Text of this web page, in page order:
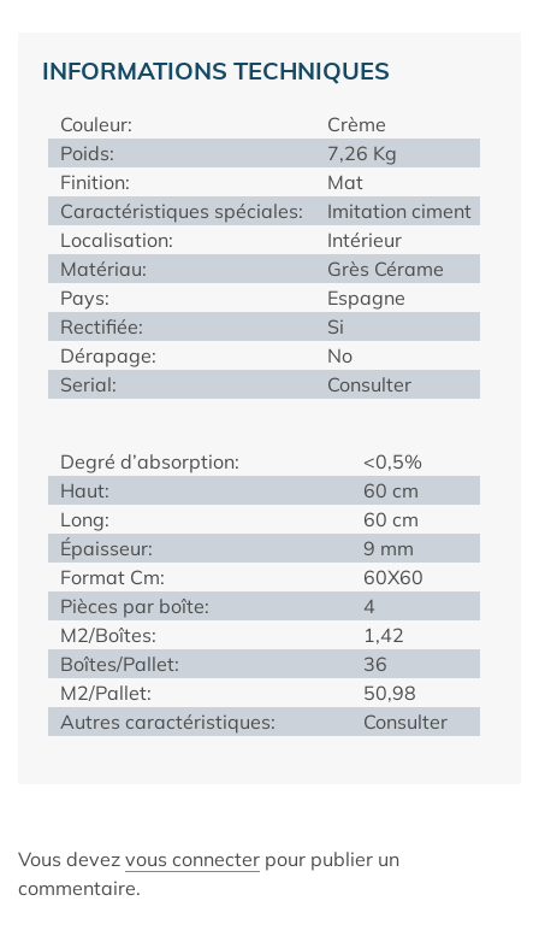
INFORMATIONS TECHNIQUES
Couleur:
Crème
Poids:
7,26 Kg
Finition:
Mat
Caractéristiques spéciales:
Imitation ciment
Localisation:
Intérieur
Matériau:
Grès Cérame
Pays:
Espagne
Rectifiée:
Si
Dérapage:
No
Serial:
Consulter
Degré d’absorption:
<0,5%
Haut:
60 cm
Long:
60 cm
Épaisseur:
9 mm
Format Cm:
60X60
Pièces par boîte:
4
M2/Boîtes:
1,42
Boîtes/Pallet:
36
M2/Pallet:
50,98
Autres caractéristiques:
Consulter
Vous devez vous connecter pour publier un
commentaire.